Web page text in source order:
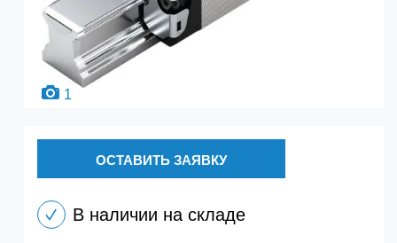
1
ОСТАВИТЬ ЗАЯВКУ
В наличии на складе